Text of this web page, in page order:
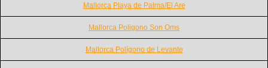
Mallorca Playa de Palma/El Are
Mallorca Poligono Son Oms
Mallorca Polígono de Levante